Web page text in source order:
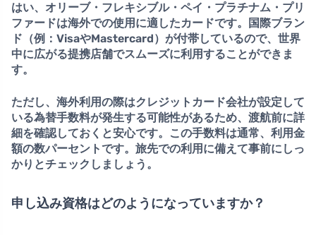
はい、オリーブ・フレキシブル・ペイ・プラチナム・プリ
ファードは海外での使用に適したカードです。国際ブラン
ド（例：VisaやMastercard）が付帯しているので、世界
中に広がる提携店舗でスムーズに利用することができま
す。
ただし、海外利用の際はクレジットカード会社が設定して
いる為替手数料が発生する可能性があるため、渡航前に詳
細を確認しておくと安心です。この手数料は通常、利用金
額の数パーセントです。旅先での利用に備えて事前にしっ
かりとチェックしましょう。
申し込み資格はどのようになっていますか？